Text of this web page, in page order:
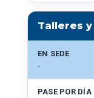
Talleres y
EN SEDE
-
PASE POR DÍA